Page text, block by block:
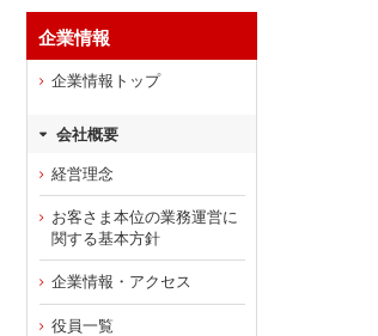
企業情報
企業情報トップ
会社概要
経営理念
お客さま本位の業務運営に
関する基本方針
企業情報・アクセス
役員一覧